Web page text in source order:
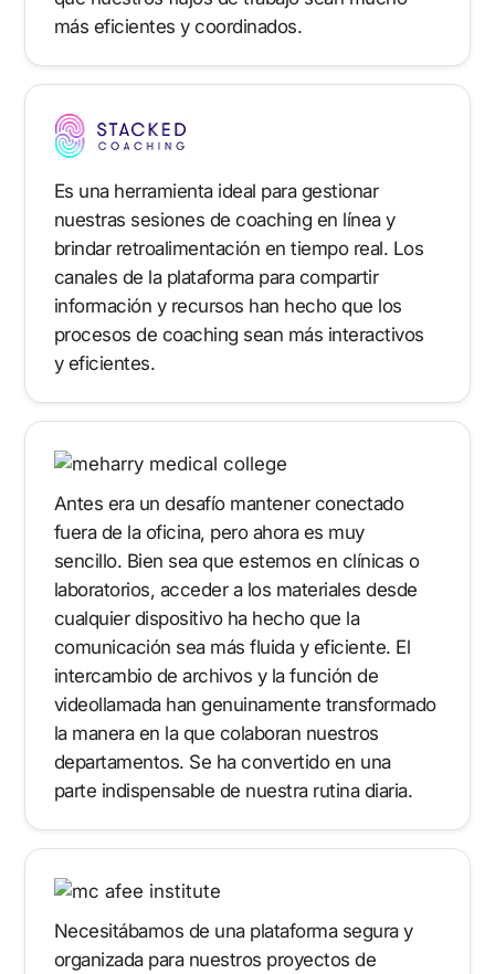
más eficientes y coordinados.
Es una herramienta ideal para gestionar
nuestras sesiones de coaching en línea y
brindar retroalimentación en tiempo real. Los
canales de la plataforma para compartir
información y recursos han hecho que los
procesos de coaching sean más interactivos
y eficientes.
Antes era un desafío mantener conectado
fuera de la oficina, pero ahora es muy
sencillo. Bien sea que estemos en clínicas o
laboratorios, acceder a los materiales desde
cualquier dispositivo ha hecho que la
comunicación sea más fluida y eficiente. El
intercambio de archivos y la función de
videollamada han genuinamente transformado
la manera en la que colaboran nuestros
departamentos. Se ha convertido en una
parte indispensable de nuestra rutina diaria.
Necesitábamos de una plataforma segura y
organizada para nuestros proyectos de